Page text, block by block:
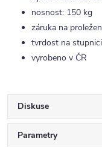
nosnost: 150 kg
záruka na
tvrdost na
vyrobeno v ČR
Diskuse
Parametry